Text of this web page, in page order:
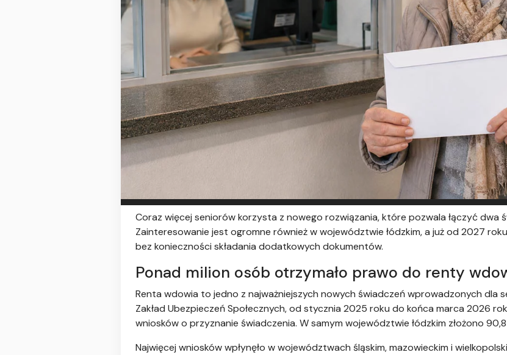
Coraz więcej seniorów korzysta z nowego rozwiązania, które pozwala łączyć dwa
Zainteresowanie jest ogromne również w województwie łódzkim, a już od 2027
bez konieczności składania dodatkowych dokumentów.
Ponad milion osób otrzymało prawo do renty
Renta wdowia to jedno z najważniejszych nowych świadczeń wprowadzonych dla
Zakład Ubezpieczeń Społecznych, od stycznia 2025 roku do końca marca 2026
wniosków o przyznanie świadczenia. W samym województwie łódzkim złożono
Najwięcej wniosków wpłynęło w województwach śląskim, mazowieckim i